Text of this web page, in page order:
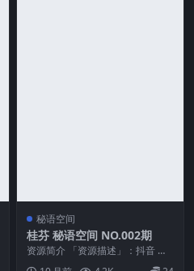
秘语空间
桂芬 秘语空间 NO.002期
资源简介 「资源描述」：抖音 桂
芬 秘语空间 NO.002期 【29P2V】